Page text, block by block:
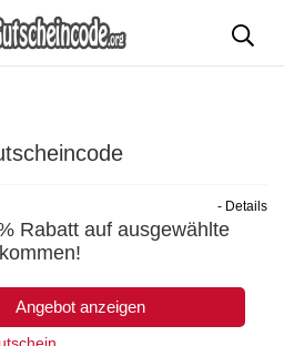
Rabatt auf ausgewählte
Angebot anzeigen
- Details